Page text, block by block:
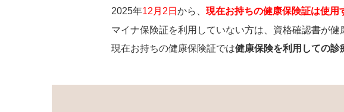
2025年12月2日 から、 現在お持ちの健康保険証は使用
マイナ保険証を利用していない方は、資格確認書が
現在お持ちの健康保険証では健康保険を利用しての診